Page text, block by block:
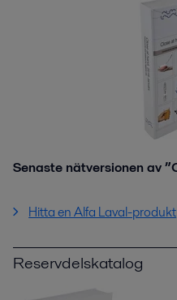
Senaste nätversionen av
Hitta en Alfa Laval-produkt
Reservdelskatalog